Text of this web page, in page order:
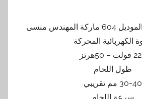
منسى
الكهربائية المحركة
– 50هرتز
طول اللحام
30-40 مم تقريبي